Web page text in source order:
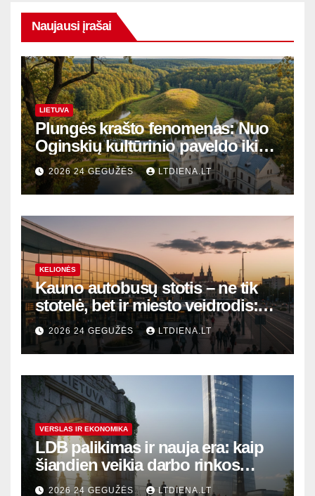
Naujausi įrašai
LIETUVA
Plungės krašto fenomenas: Nuo
Oginskių kultūrinio paveldo iki
Žemaitijos gamtos perlų
2026 24 GEGUŽĖS LTDIENA.LT
KELIONĖS
Kauno autobusų stotis – ne tik
stotelė, bet ir miesto veidrodis:
modernūs vartai į laikinąją
sostinę
2026 24 GEGUŽĖS LTDIENA.LT
VERSLAS IR EKONOMIKA
LDB palikimas ir nauja era: kaip
šiandien veikia darbo rinkos
variklis Lietuvoje?
2026 24 GEGUŽĖS LTDIENA.LT